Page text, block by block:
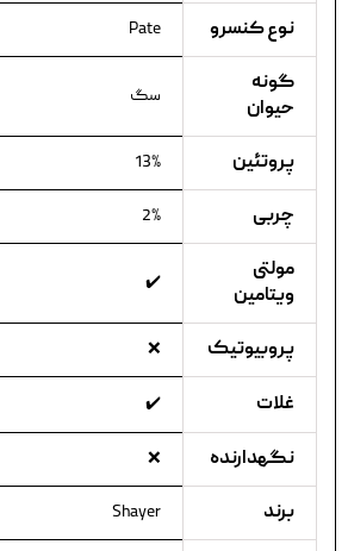
نوع کنسرو Pate
گونه
حیوان
سگ
پروتئین 13%
چربی 2%
مولتی
ویتامین
✔️
پروبیوتیک ❌
غلات ✔️
نگهدارنده ❌
برند Shayer